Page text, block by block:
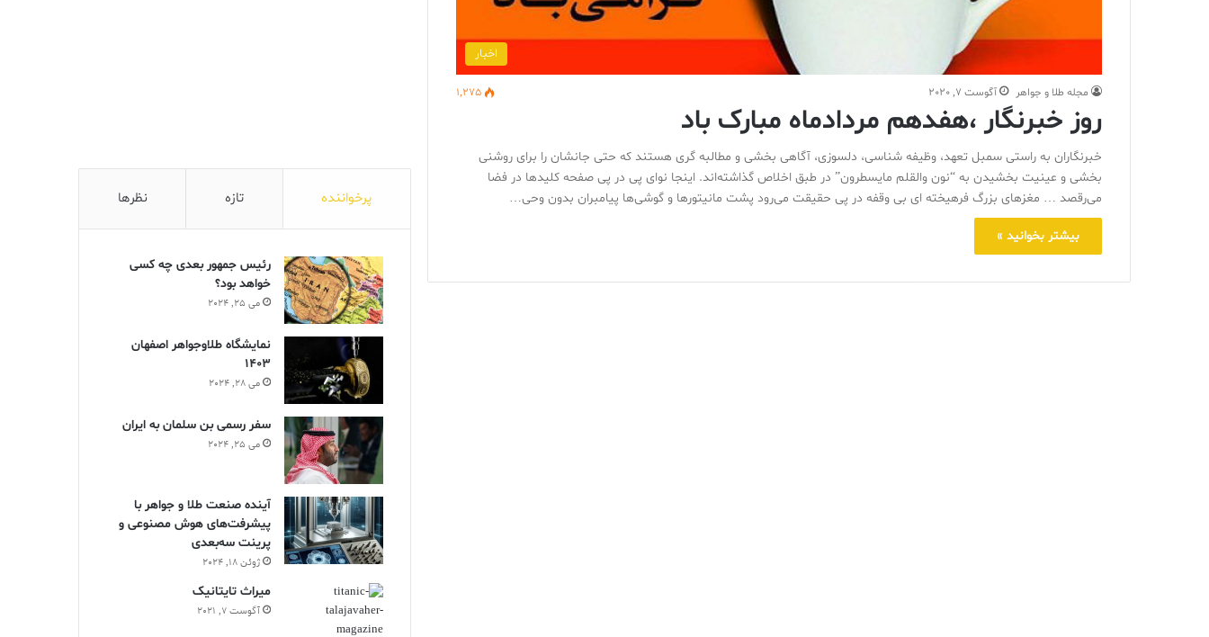
اخبار
مجله طلا و جواهر آگوست 7, 2020 1,275
روز خبرنگار ،هفدهم مردادماه مبارک باد
خبرنگاران به راستی سمبل تعهد، وظیفه شناسی، دلسوزی، آگاهی بخشی و مطالبه گری هستند که حتی جانشان را برای روشنی
بخشی و عینیت بخشیدن به “نون والقلم مایسطرون” در طبق اخلاص گذاشته‌اند. اینجا نوای پی در پی صفحه کلیدها در فضا
می‌رقصد … مغزهای بزرگ فرهیخته ای بی وقفه در پی حقیقت می‌رود پشت مانیتورها و گوشی‌ها پیامبران بدون وحی…
بیشتر بخوانید »
پرخواننده تازه نظرها
رئیس جمهور بعدی چه کسی
خواهد بود؟
می 25, 2024
نمایشگاه طلاوجواهر اصفهان
1403
می 28, 2024
سفر رسمی بن سلمان به ایران
می 25, 2024
آینده صنعت طلا و جواهر با
پیشرفت‌های هوش مصنوعی و
پرینت سه‌بعدی
ژوئن 18, 2024
ميراث تايتانيک
آگوست 7, 2021